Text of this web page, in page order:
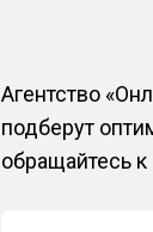
Агентство
подберут
обращайтесь